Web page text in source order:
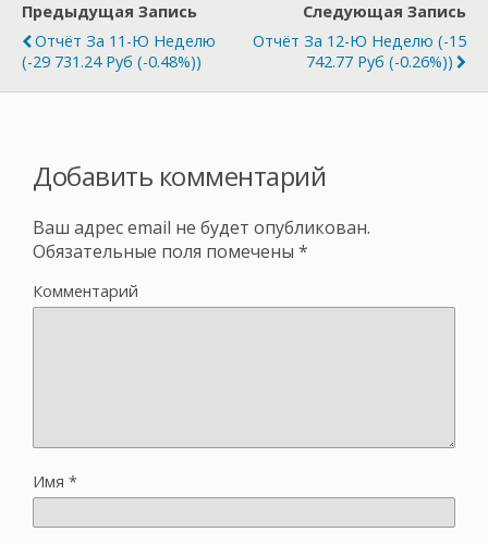
Предыдущая Запись
Отчёт За 11-Ю Неделю
(-29 731.24 Руб (-0.48%))
Следующая Запись
Отчёт За 12-Ю Неделю (-15
742.77 Руб (-0.26%))
Добавить комментарий
Ваш адрес email не будет опубликован.
Обязательные поля помечены *
Комментарий
Имя *